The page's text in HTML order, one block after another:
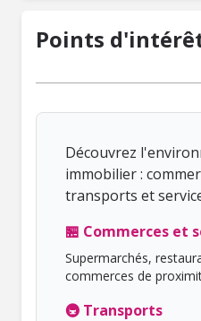
Points
Découvrez
immobilier :
transports et
🏪 Commerces et
Supermarchés,
commerces de
🚇 Transports